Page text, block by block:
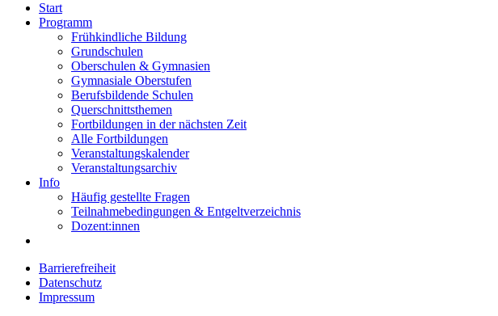
Start
Programm
Frühkindliche Bildung
Grundschulen
Oberschulen & Gymnasien
Gymnasiale Oberstufen
Berufsbildende Schulen
Querschnittsthemen
Fortbildungen in der nächsten Zeit
Alle Fortbildungen
Veranstaltungskalender
Veranstaltungsarchiv
Info
Häufig gestellte Fragen
Teilnahmebedingungen & Entgeltverzeichnis
Dozent:innen
Barrierefreiheit
Datenschutz
Impressum